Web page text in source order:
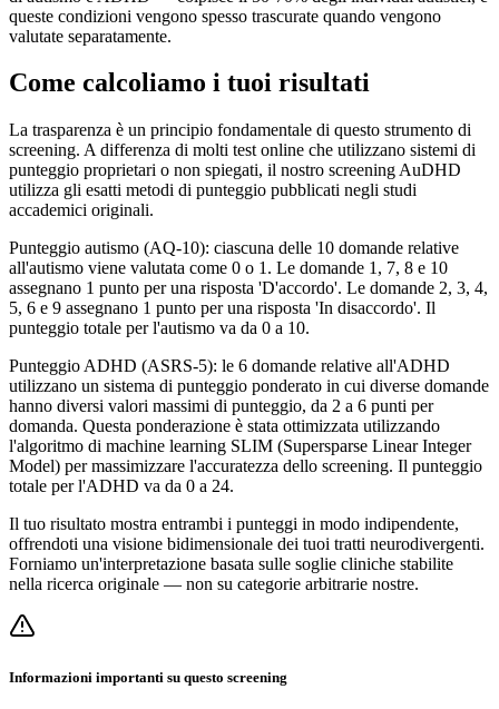
queste condizioni vengono spesso trascurate quando vengono
valutate separatamente.
Come calcoliamo i tuoi risultati
La trasparenza è un principio fondamentale di questo strumento di
screening. A differenza di molti test online che utilizzano sistemi di
punteggio proprietari o non spiegati, il nostro screening AuDHD
utilizza gli esatti metodi di punteggio pubblicati negli studi
accademici originali.
Punteggio autismo (AQ-10): ciascuna delle 10 domande relative
all'autismo viene valutata come 0 o 1. Le domande 1, 7, 8 e 10
assegnano 1 punto per una risposta 'D'accordo'. Le domande 2, 3, 4,
5, 6 e 9 assegnano 1 punto per una risposta 'In disaccordo'. Il
punteggio totale per l'autismo va da 0 a 10.
Punteggio ADHD (ASRS-5): le 6 domande relative all'ADHD
utilizzano un sistema di punteggio ponderato in cui diverse domande
hanno diversi valori massimi di punteggio, da 2 a 6 punti per
domanda. Questa ponderazione è stata ottimizzata utilizzando
l'algoritmo di machine learning SLIM (Supersparse Linear Integer
Model) per massimizzare l'accuratezza dello screening. Il punteggio
totale per l'ADHD va da 0 a 24.
Il tuo risultato mostra entrambi i punteggi in modo indipendente,
offrendoti una visione bidimensionale dei tuoi tratti neurodivergenti.
Forniamo un'interpretazione basata sulle soglie cliniche stabilite
nella ricerca originale — non su categorie arbitrarie nostre.
Informazioni importanti su questo screening